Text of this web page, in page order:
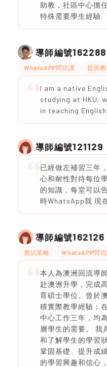
助教，社區中心擔
特殊需要學生經驗
導師編號162288
WhatsAPP問功課 提供教
I am a native
studying at HKU,
in teaching English!
導師編號121129
已經做左補習三年
心和耐性對待每位
的知識，每堂可以
時WhatsApp我 現
導師編號162126
應試策略 WhatsAPP問功
本人為澳洲回流導
赴澳洲升學，完成
育碩士學位。曾於
積實際教學經驗；
中心工作三年，均
層學生的需要。 我
和了解學生的學習
鞏固基礎、提升成
的學習興趣和信心